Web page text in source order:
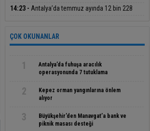
masası desteği
14:23 - Antalya’da temmuz ayında 12 bin 228
ÇOK OKUNANLAR
1
Antalya’da fuhuşa aracılık
operasyonunda 7 tutuklama
2
Kepez orman yangınlarına önlem
alıyor
3
Büyükşehir’den Manavgat’a bank ve
piknik masası desteği